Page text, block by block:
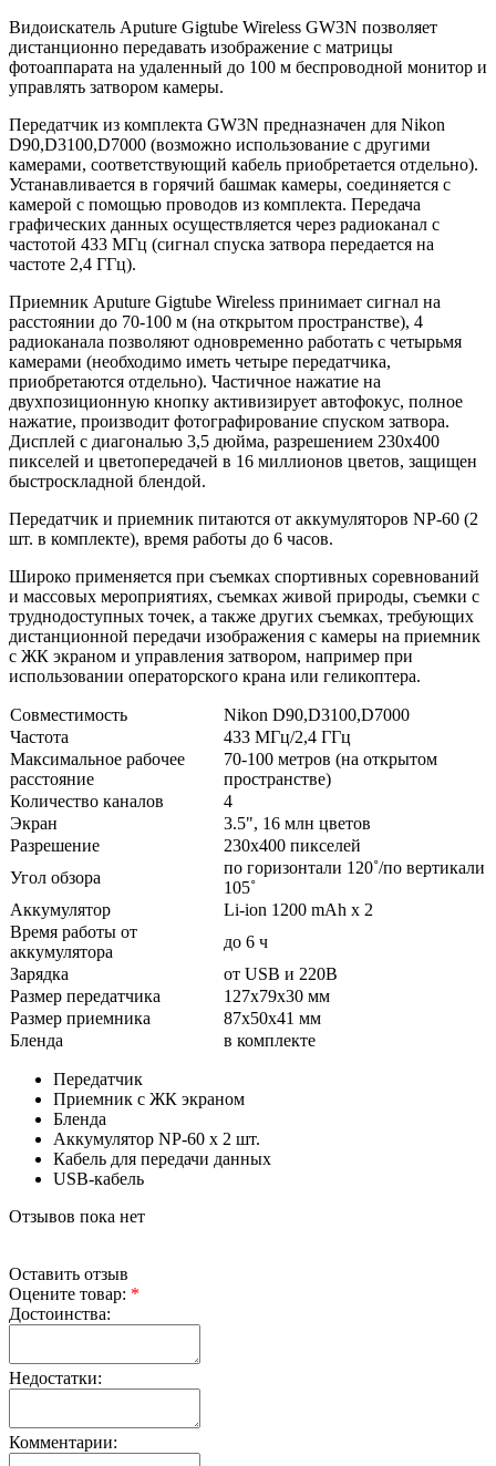
Видоискатель Aputure Gigtube Wireless GW3N позволяет
дистанционно передавать изображение с матрицы
фотоаппарата на удаленный до 100 м беспроводной монитор и
управлять затвором камеры.
Передатчик из комплекта GW3N предназначен для Nikon
D90,D3100,D7000 (возможно использование с другими
камерами, соответствующий кабель приобретается отдельно).
Устанавливается в горячий башмак камеры, соединяется с
камерой с помощью проводов из комплекта. Передача
графических данных осуществляется через радиоканал с
частотой 433 МГц (сигнал спуска затвора передается на
частоте 2,4 ГГц).
Приемник Aputure Gigtube Wireless принимает сигнал на
расстоянии до 70-100 м (на открытом пространстве), 4
радиоканала позволяют одновременно работать с четырьмя
камерами (необходимо иметь четыре передатчика,
приобретаются отдельно). Частичное нажатие на
двухпозиционную кнопку активизирует автофокус, полное
нажатие, производит фотографирование спуском затвора.
Дисплей с диагональю 3,5 дюйма, разрешением 230х400
пикселей и цветопередачей в 16 миллионов цветов, защищен
быстроскладной блендой.
Передатчик и приемник питаются от аккумуляторов NP-60 (2
шт. в комплекте), время работы до 6 часов.
Широко применяется при съемках спортивных соревнований
и массовых мероприятиях, съемках живой природы, съемки с
труднодоступных точек, а также других съемках, требующих
дистанционной передачи изображения с камеры на приемник
с ЖК экраном и управления затвором, например при
использовании операторского крана или геликоптера.
Совместимость
Nikon D90,D3100,D7000
Частота
433 МГц/2,4 ГГц
Максимальное рабочее
расстояние
70-100 метров (на открытом
пространстве)
Количество каналов
4
Экран
3.5", 16 млн цветов
Разрешение
230х400 пикселей
Угол обзора
по горизонтали 120˚/по вертикали
105˚
Аккумулятор
Li-ion 1200 mAh x 2
Время работы от
аккумулятора
до 6 ч
Зарядка
от USB и 220В
Размер передатчика
127х79х30 мм
Размер приемника
87х50х41 мм
Бленда
в комплекте
Передатчик
Приемник с ЖК экраном
Бленда
Аккумулятор NP-60 х 2 шт.
Кабель для передачи данных
USB-кабель
Отзывов пока нет
Оставить отзыв
Оцените товар: *
Достоинства:
Недостатки:
Комментарии: